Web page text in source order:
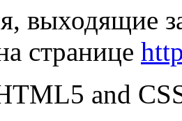
выходящие
странице
and